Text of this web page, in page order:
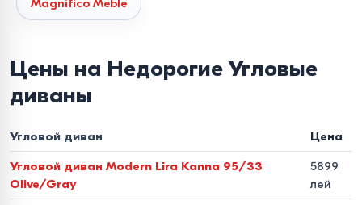
которых можно менять.
Материалы и качество
исполнения
Долговечность мебели напрямую зависит от её
внутренней структуры. Наши угловые диваны
Magnifico Meble
Цены на Недорогие Угловые
диваны
Угловой диван Цена
Угловой диван Modern Lira Kanna 95/33
Olive/Gray
5899
лей